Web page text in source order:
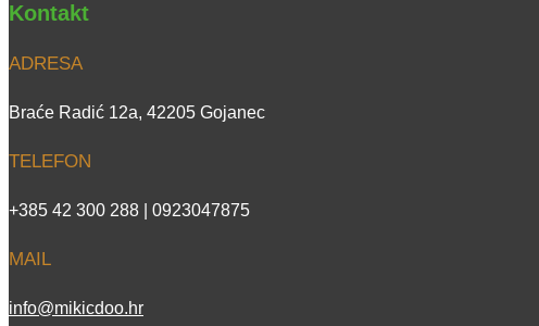
Kontakt
ADRESA
Braće Radić 12a, 42205 Gojanec
TELEFON
+385 42 300 288 | 0923047875
MAIL
info@mikicdoo.hr